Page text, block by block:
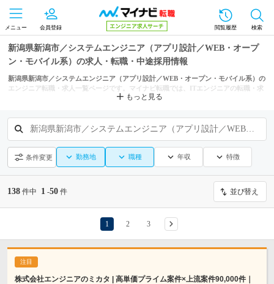
メニュー 会員登録 閲覧履歴 検索
新潟県新潟市／システムエンジニア（アプリ設計／WEB・オープ
ン・モバイル系）の求人・転職・中途採用情報
新潟県新潟市／システムエンジニア（アプリ設計／WEB・オープン・モバイル系）の
エンジニア転職・求人一覧ページです。マイナビ転職では、ITエンジニアの転職・求
人情報を新潟県の市区町村からも探せます。もっと見る
新潟県新潟市／システムエンジニア（アプリ設計／WEB・オープン・モバイル系）
条件変更 勤務地 職種 年収 特徴
138 件中 1 -50 件 並び替え
1 2 3
株式会社エンジニアのミカタ | 高単価プライム案件×上流案件90,000件｜